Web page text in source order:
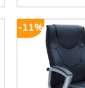
of
-11%